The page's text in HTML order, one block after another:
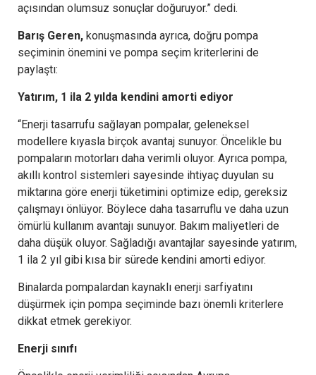
açısından olumsuz sonuçlar doğuruyor.” dedi.
Barış Geren, konuşmasında ayrıca, doğru pompa
seçiminin önemini ve pompa seçim kriterlerini de
paylaştı:
Yatırım, 1 ila 2 yılda kendini amorti ediyor
“Enerji tasarrufu sağlayan pompalar, geleneksel
modellere kıyasla birçok avantaj sunuyor. Öncelikle bu
pompaların motorları daha verimli oluyor. Ayrıca pompa,
akıllı kontrol sistemleri sayesinde ihtiyaç duyulan su
miktarına göre enerji tüketimini optimize edip, gereksiz
çalışmayı önlüyor. Böylece daha tasarruflu ve daha uzun
ömürlü kullanım avantajı sunuyor. Bakım maliyetleri de
daha düşük oluyor. Sağladığı avantajlar sayesinde yatırım,
1 ila 2 yıl gibi kısa bir sürede kendini amorti ediyor.
Binalarda pompalardan kaynaklı enerji sarfiyatını
düşürmek için pompa seçiminde bazı önemli kriterlere
dikkat etmek gerekiyor.
Enerji sınıfı